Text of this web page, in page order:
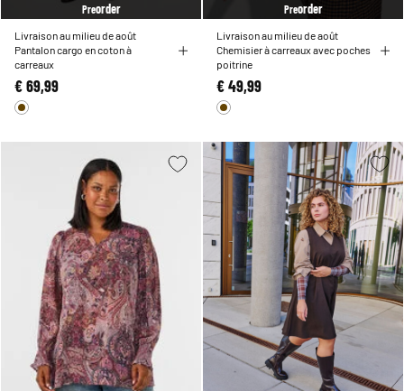
Preorder
Livraison au milieu de août
Pantalon cargo en coton à
carreaux
€ 69,99
Preorder
Livraison au milieu de août
Chemisier à carreaux avec poches
poitrine
€ 49,99